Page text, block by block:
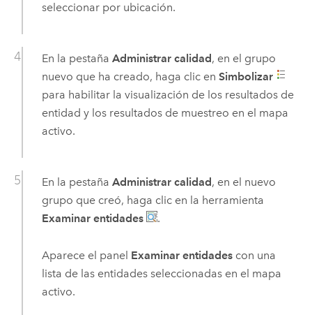
seleccionar por ubicación.
En la pestaña Administrar calidad, en el grupo
nuevo que ha creado, haga clic en Simbolizar
para habilitar la visualización de los resultados de
entidad y los resultados de muestreo en el mapa
activo.
En la pestaña Administrar calidad, en el nuevo
grupo que creó, haga clic en la herramienta
Examinar entidades
.
Aparece el panel Examinar entidadescon una
lista de las entidades seleccionadas en el mapa
activo.